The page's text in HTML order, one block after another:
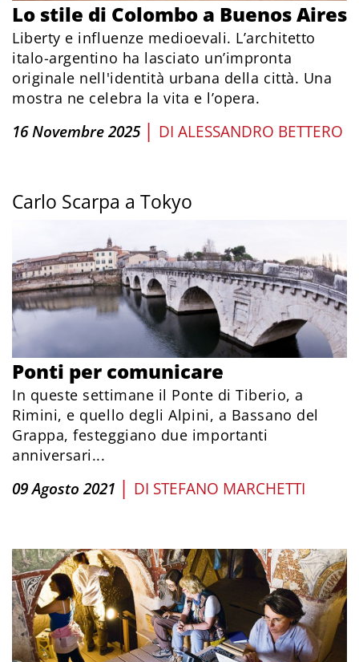
Lo stile di Colombo a Buenos Aires
Liberty e influenze medioevali. L’architetto
italo-argentino ha lasciato un’impronta
originale nell'identità urbana della città. Una
mostra ne celebra la vita e l’opera.
16 Novembre 2025 | DI ALESSANDRO BETTERO
Carlo Scarpa a Tokyo
Ponti per comunicare
In queste settimane il Ponte di Tiberio, a
Rimini, e quello degli Alpini, a Bassano del
Grappa, festeggiano due importanti
anniversari...
09 Agosto 2021 | DI STEFANO MARCHETTI